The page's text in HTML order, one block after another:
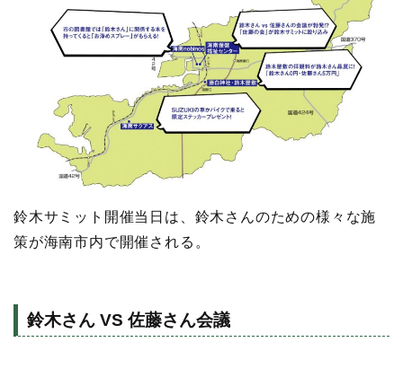
鈴木サミット開催当日は、鈴木さんのための様々な施
策が海南市内で開催される。
鈴木さん VS 佐藤さん会議